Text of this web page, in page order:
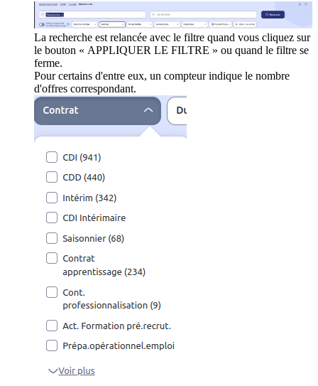
La recherche est relancée avec le filtre quand vous cliquez sur
le bouton « APPLIQUER LE FILTRE » ou quand le filtre se
ferme.
Pour certains d'entre eux, un compteur indique le nombre
d'offres correspondant.